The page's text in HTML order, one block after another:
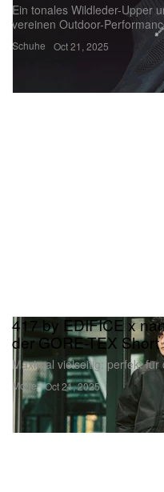
Schuhe
Ein tonales Wildleder-Upper
vereinen Outdoor-
Oct 21, 2025
Mode
417 by EDIFICE x
der GORE-TEX
Maximal vielseitig: perfekt
Oct 21, 2025